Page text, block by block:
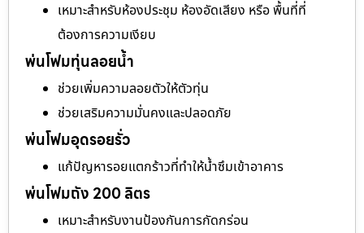
เหมาะสำหรับห้องประชุม ห้องอัดเสียง หรือ พื้นที่ที่
ต้องการความเงียบ
พ่นโฟมทุ่นลอยน้ำ
ช่วยเพิ่มความลอยตัวให้ตัวทุ่น
ช่วยเสริมความมั่นคงและปลอดภัย
พ่นโฟมอุดรอยรั่ว
แก้ปัญหารอยแตกร้าวที่ทำให้น้ำซึมเข้าอาคาร
พ่นโฟมถัง 200 ลิตร
เหมาะสำหรับงานป้องกันการกัดกร่อน